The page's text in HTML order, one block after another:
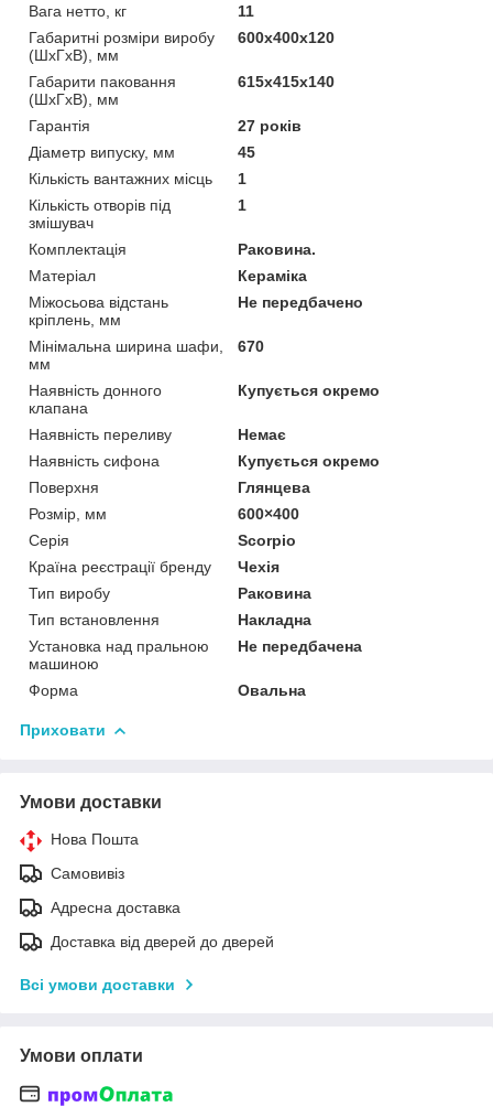
Вага нетто, кг
11
Габаритні розміри виробу
(ШхГхВ), мм
600х400х120
Габарити паковання
(ШхГхВ), мм
615х415х140
Гарантія
27 років
Діаметр випуску, мм
45
Кількість вантажних місць
1
Кількість отворів під
змішувач
1
Комплектація
Раковина.
Матеріал
Кераміка
Міжосьова відстань
кріплень, мм
Не передбачено
Мінімальна ширина шафи,
мм
670
Наявність донного
клапана
Купується окремо
Наявність переливу
Немає
Наявність сифона
Купується окремо
Поверхня
Глянцева
Розмір, мм
600×400
Серія
Scorpio
Країна реєстрації бренду
Чехія
Тип виробу
Раковина
Тип встановлення
Накладна
Установка над пральною
машиною
Не передбачена
Форма Овальна
Приховати
Умови доставки
Нова Пошта
Самовивіз
Адресна доставка
Доставка від дверей до дверей
Всі умови доставки
Умови оплати